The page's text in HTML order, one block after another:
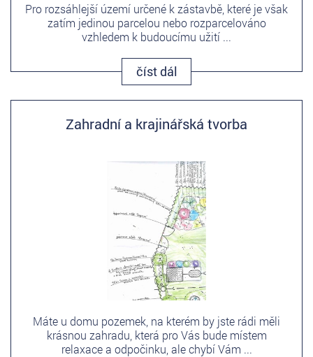
Pro rozsáhlejší území určené k zástavbě, které je však
zatím jedinou parcelou nebo rozparcelováno
vzhledem k budoucímu užití ...
číst dál
Zahradní a krajinářská tvorba
Máte u domu pozemek, na kterém by jste rádi měli
krásnou zahradu, která pro Vás bude místem
relaxace a odpočinku, ale chybí Vám ...